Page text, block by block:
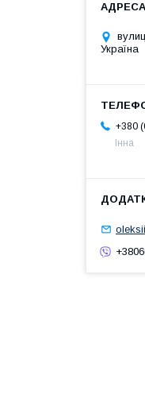
Україна
+380
Інна